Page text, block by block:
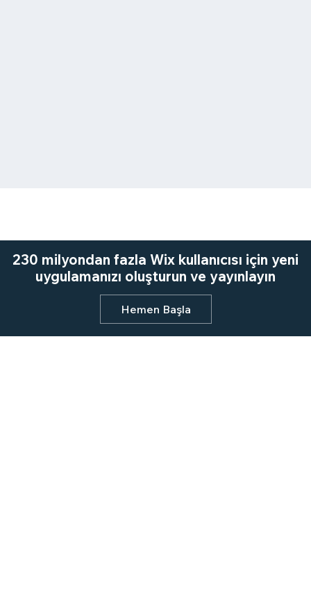
230 milyondan fazla Wix kullanıcısı için yeni
uygulamanızı oluşturun ve yayınlayın
Hemen Başla